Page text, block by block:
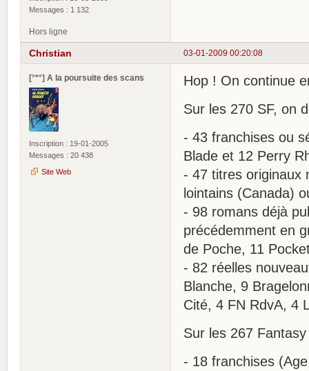
Messages : 1 132
Hors ligne
03-01-2009 00:20:08
Christian
[°*°] A la poursuite des scans
Inscription : 19-01-2005
Messages : 20 438
Site Web
Hop ! On continue
Sur les 270 SF, on
- 43 franchises ou
Blade et 12 Perry
- 47 titres originaux
lointains (Canada)
- 98 romans déjà
précédemment en
de Poche, 11
- 82 réelles
Blanche, 9
Cité, 4 FN RdvA, 4
Sur les 267
- 18 franchises